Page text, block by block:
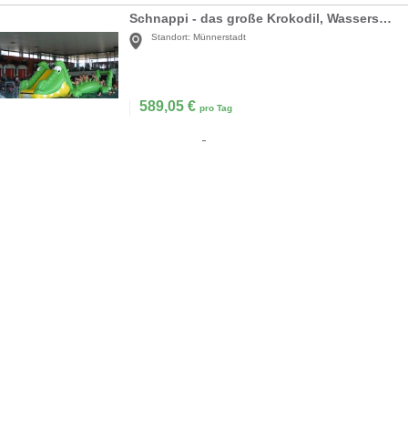
Schnappi - das große Krokodil, Wasserspielgerät, inkl. 19% MwSt
Standort: Münnerstadt
589,05 € pro Tag